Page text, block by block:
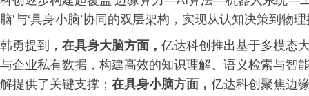
脑’与‘具身小脑’协同的双层架构，实现从认知决策到物
韩勇提到， 在具身大脑方面， 亿达科创推出基于多模态
与企业私有数据，构建高效的知识理解、语义检索与智
解提供了关键支撑； 在具身小脑方面， 亿达科创聚焦边